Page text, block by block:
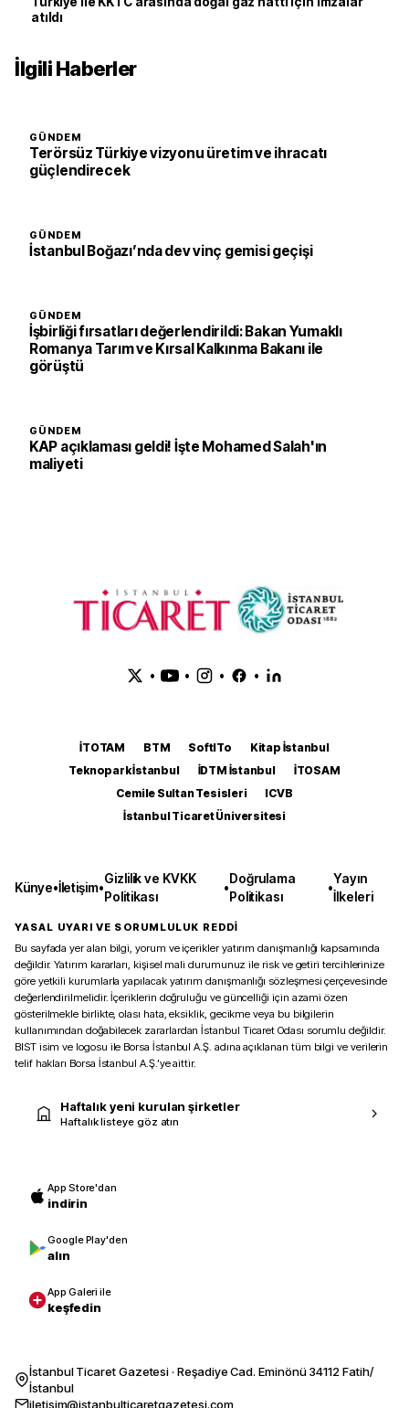
atıldı
İlgili Haberler
GÜNDEM
Terörsüz Türkiye vizyonu üretim ve ihracatı
güçlendirecek
GÜNDEM
İstanbul Boğazı’nda dev vinç gemisi geçişi
GÜNDEM
İşbirliği fırsatları değerlendirildi: Bakan Yumaklı
Romanya Tarım ve Kırsal Kalkınma Bakanı ile
görüştü
GÜNDEM
KAP açıklaması geldi! İşte Mohamed Salah'ın
maliyeti
• • • •
İTOTAM BTM SoftITo
Kitap İstanbul
Teknopark İstanbul
İDTM İstanbul
İTOSAM
Cemile Sultan Tesisleri
ICVB
İstanbul Ticaret Üniversitesi
Künye•İletişim•
Gizlilik ve KVKK
Politikası
•
Doğrulama
Politikası
•
Yayın
İlkeleri
YASAL UYARI VE SORUMLULUK REDDİ
Bu sayfada yer alan bilgi, yorum ve içerikler yatırım danışmanlığı kapsamında
değildir. Yatırım kararları, kişisel mali durumunuz ile risk ve getiri tercihlerinize
göre yetkili kurumlarla yapılacak yatırım danışmanlığı sözleşmesi çerçevesinde
değerlendirilmelidir. İçeriklerin doğruluğu ve güncelliği için azami özen
gösterilmekle birlikte, olası hata, eksiklik, gecikme veya bu bilgilerin
kullanımından doğabilecek zararlardan İstanbul Ticaret Odası sorumlu değildir.
BIST isim ve logosu ile Borsa İstanbul A.Ş. adına açıklanan tüm bilgi ve verilerin
telif hakları Borsa İstanbul A.Ş.’ye aittir.
Haftalık yeni kurulan şirketler
Haftalık listeye göz atın
App Store'dan
indirin
Google Play'den
alın
App Galeri ile
keşfedin
İstanbul Ticaret Gazetesi · Reşadiye Cad. Eminönü 34112 Fatih/
İstanbul
iletisim@istanbulticaretgazetesi.com